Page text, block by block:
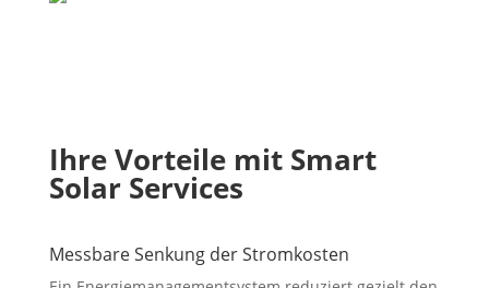
Ihre Vorteile mit Smart
Solar Services
Messbare Senkung der Stromkosten